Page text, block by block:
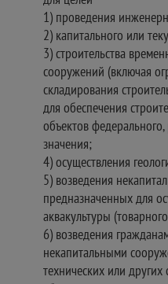
1) проведения
2) капитального или
3) строительства
сооружений (включая
складирования
для обеспечения
объектов
значения;
4) осуществления
5) возведения
предназначенных для
аквакультуры
6) возведения
некапитальными
технических или